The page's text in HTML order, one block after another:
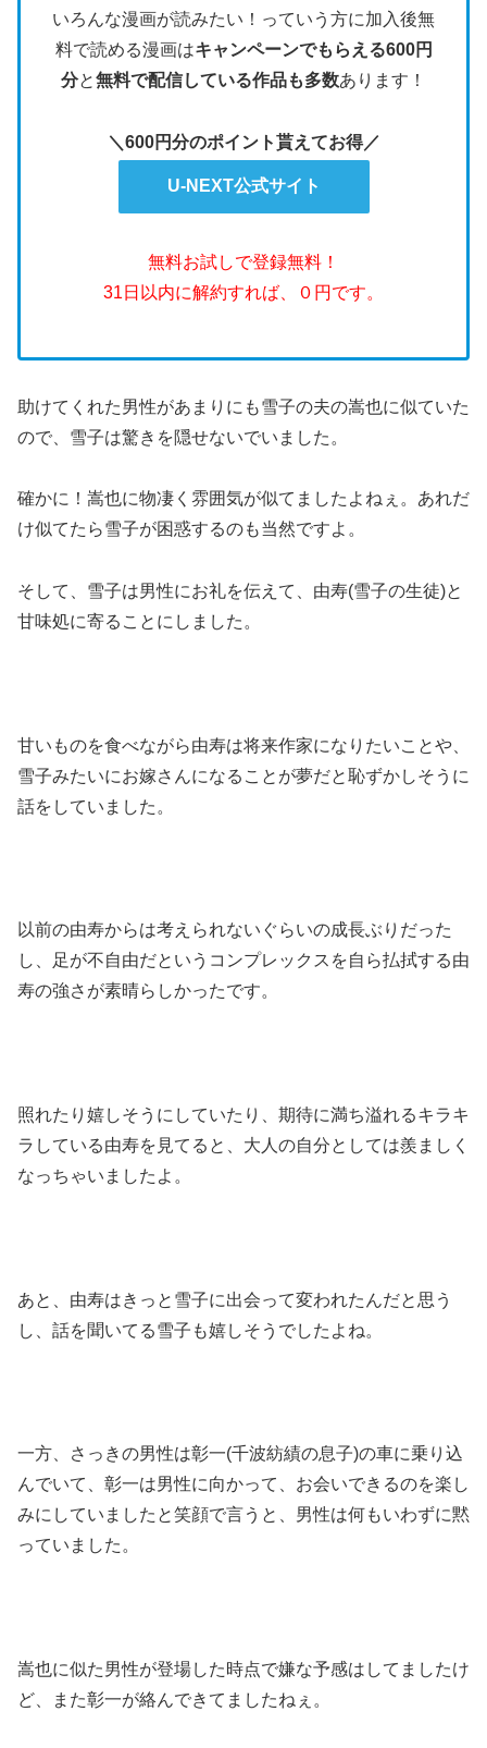
いろんな漫画が読みたい！っていう方に加入後無
料で読める漫画はキャンペーンでもらえる600円
分と無料で配信している作品も多数あります！
＼600円分のポイント貰えてお得／
U-NEXT公式サイト
無料お試しで登録無料！
31日以内に解約すれば、０円です。
助けてくれた男性があまりにも雪子の夫の嵩也に似ていた
ので、雪子は驚きを隠せないでいました。
確かに！嵩也に物凄く雰囲気が似てましたよねぇ。あれだ
け似てたら雪子が困惑するのも当然ですよ。
そして、雪子は男性にお礼を伝えて、由寿(雪子の生徒)と
甘味処に寄ることにしました。
甘いものを食べながら由寿は将来作家になりたいことや、
雪子みたいにお嫁さんになることが夢だと恥ずかしそうに
話をしていました。
以前の由寿からは考えられないぐらいの成長ぶりだった
し、足が不自由だというコンプレックスを自ら払拭する由
寿の強さが素晴らしかったです。
照れたり嬉しそうにしていたり、期待に満ち溢れるキラキ
ラしている由寿を見てると、大人の自分としては羨ましく
なっちゃいましたよ。
あと、由寿はきっと雪子に出会って変われたんだと思う
し、話を聞いてる雪子も嬉しそうでしたよね。
一方、さっきの男性は彰一(千波紡績の息子)の車に乗り込
んでいて、彰一は男性に向かって、お会いできるのを楽し
みにしていましたと笑顔で言うと、男性は何もいわずに黙
っていました。
嵩也に似た男性が登場した時点で嫌な予感はしてましたけ
ど、また彰一が絡んできてましたねぇ。